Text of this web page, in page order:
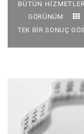
GÖRÜNÜM
TEK BIR SONUÇ